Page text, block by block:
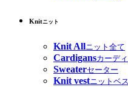
Knitニット
Knit Allニット全て
Cardigansカーデ
Sweaterセーター
Knit vestニットベ